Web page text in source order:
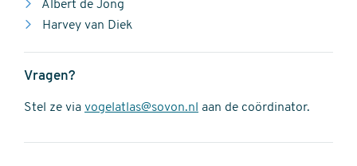
Albert de Jong
Harvey van Diek
Vragen?
Stel ze via vogelatlas@sovon.nl aan de coördinator.